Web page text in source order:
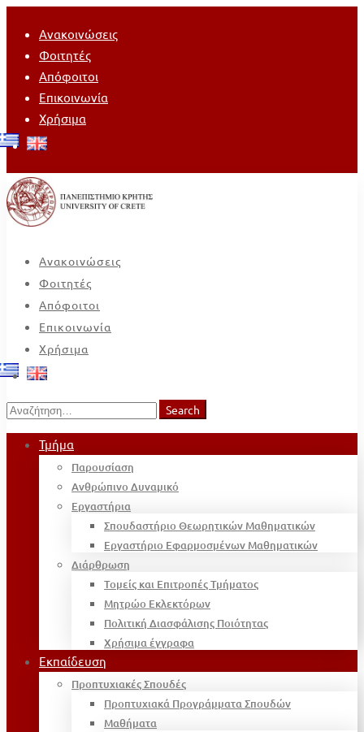
Ανακοινώσεις
Φοιτητές
Απόφοιτοι
Επικοινωνία
Χρήσιμα
Ανακοινώσεις
Φοιτητές
Απόφοιτοι
Επικοινωνία
Χρήσιμα
Search
for:
Search
Τμήμα
Παρουσίαση
Ανθρώπινο Δυναμικό
Εργαστήρια
Σπουδαστήριο Θεωρητικών Μαθηματικών
Εργαστήριο Εφαρμοσμένων Μαθηματικών
Διάρθρωση
Τομείς και Επιτροπές Τμήματος
Μητρώο Εκλεκτόρων
Πολιτική Διασφάλισης Ποιότητας
Χρήσιμα έγγραφα
Εκπαίδευση
Προπτυχιακές Σπουδές
Προπτυχιακά Προγράμματα Σπουδών
Μαθήματα